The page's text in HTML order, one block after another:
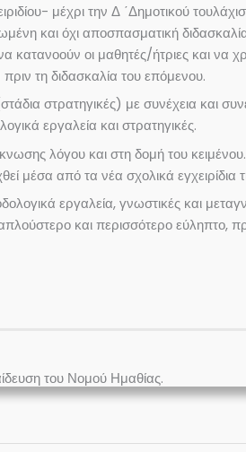
μέχρι την Δ ΄Δημοτικού
και όχι αποσπασματική
κατανοούν οι μαθητές/ήτριες και
τη διδασκαλία του επόμενου.
στρατηγικές) με συνέχεια και
εργαλεία και στρατηγικές.
λόγου και στη δομή του
μέσα από τα νέα σχολικά
εργαλεία, γνωστικές και
και περισσότερο εύληπτο,
του Νομού Ημαθίας.